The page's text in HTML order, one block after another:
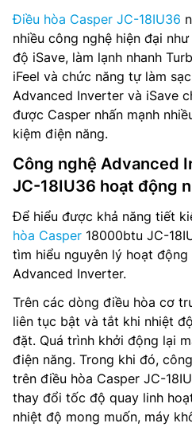
Điều hòa Casper JC-18IU36
nhiều công nghệ hiện đại
độ iSave, làm lạnh nhanh
iFeel và chức năng tự làm
Advanced Inverter và iSave
được Casper nhấn mạnh
kiệm điện năng.
Công nghệ Advanced
JC-18IU36 hoạt động
Để hiểu được khả năng tiết
hòa Casper 18000btu JC-
tìm hiểu nguyên lý hoạt
Advanced Inverter.
Trên các dòng điều hòa cơ
liên tục bật và tắt khi nhiệt
đặt. Quá trình khởi động lại
điện năng. Trong khi đó,
trên điều hòa Casper JC-
thay đổi tốc độ quay linh
nhiệt độ mong muốn, máy